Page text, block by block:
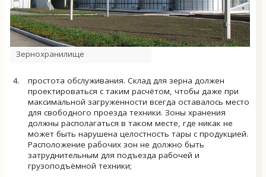
Зернохранилище
простота обслуживания. Склад для зерна должен
проектироваться с таким расчётом, чтобы даже при
максимальной загруженности всегда оставалось место
для свободного проезда техники. Зоны хранения
должны располагаться в таком месте, где никак не
может быть нарушена целостность тары с продукцией.
Расположение рабочих зон не должно быть
затруднительным для подъезда рабочей и
грузоподъёмной техники;